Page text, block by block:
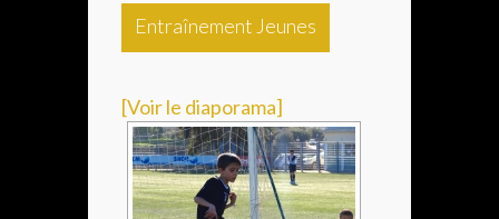
Entraînement Jeunes
[Voir le diaporama]